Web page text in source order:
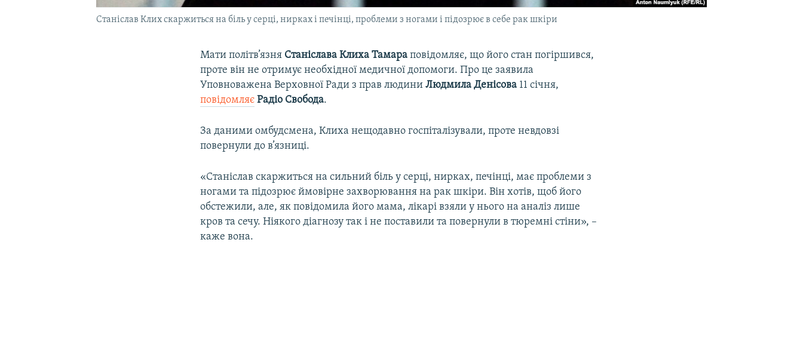
Станіслав Клих скаржиться на біль у серці, нирках і печінці, проблеми з ногами і підозрює в себе рак шкіри
Мати політв’язня Станіслава Клиха Тамара повідомляє, що його стан погіршився,
проте він не отримує необхідної медичної допомоги. Про це заявила
Уповноважена Верховної Ради з прав людиниЛюдмила Денісова 11 січня,
повідомляє Радіо Свобода.
За даними омбудсмена, Клиха нещодавно госпіталізували, проте невдовзі
повернули до в’язниці.
«Станіслав скаржиться на сильний біль у серці, нирках, печінці, має проблеми з
ногами та підозрює ймовірне захворювання на рак шкіри. Він хотів, щоб його
обстежили, але, як повідомила його мама, лікарі взяли у нього на аналіз лише
кров та сечу. Ніякого діагнозу так і не поставили та повернули в тюремні стіни», –
каже вона.